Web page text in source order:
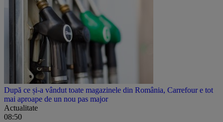
După ce și-a vândut toate magazinele din România, Carrefour e tot
mai aproape de un nou pas major
Actualitate
08:50